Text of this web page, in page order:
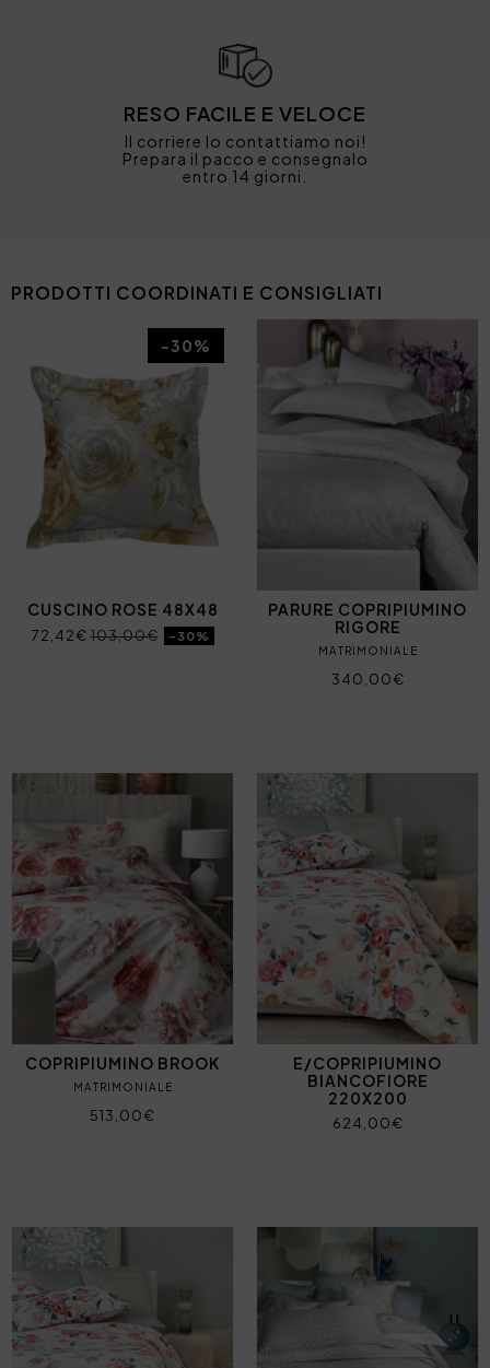
RESO FACILE E VELOCE
Il corriere lo contattiamo noi!
Prepara il pacco e consegnalo
entro 14 giorni.
PRODOTTI COORDINATI E CONSIGLIATI
CUSCINO ROSE 48X48
72,42€103,00€ -30%
-30%
PARURE COPRIPIUMINO
RIGORE
MATRIMONIALE
340,00€
COPRIPIUMINO BROOK
MATRIMONIALE
513,00€
E/COPRIPIUMINO
BIANCOFIORE
220X200
624,00€